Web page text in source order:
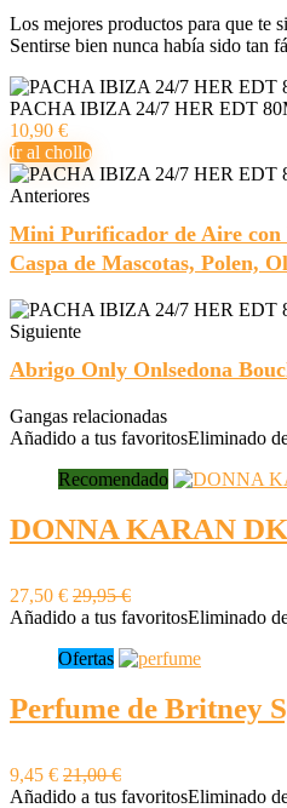
Los mejores productos para que te
Sentirse bien nunca había sido tan
PACHA IBIZA 24/7 HER EDT
10,90 €
Ir al chollo
Anteriores
Mini Purificador de Aire con
Caspa de Mascotas, Polen,
Siguiente
Abrigo Only Onlsedona
Gangas relacionadas
Añadido a tus favoritosEliminado
Recomendado
DONNA KARAN
27,50 € 29,95 €
Añadido a tus favoritosEliminado
Ofertas
Perfume de Britney
9,45 € 21,00 €
Añadido a tus favoritosEliminado